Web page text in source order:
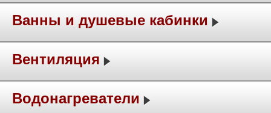
Ванны и душевые кабинки
Вентиляция
Водонагреватели